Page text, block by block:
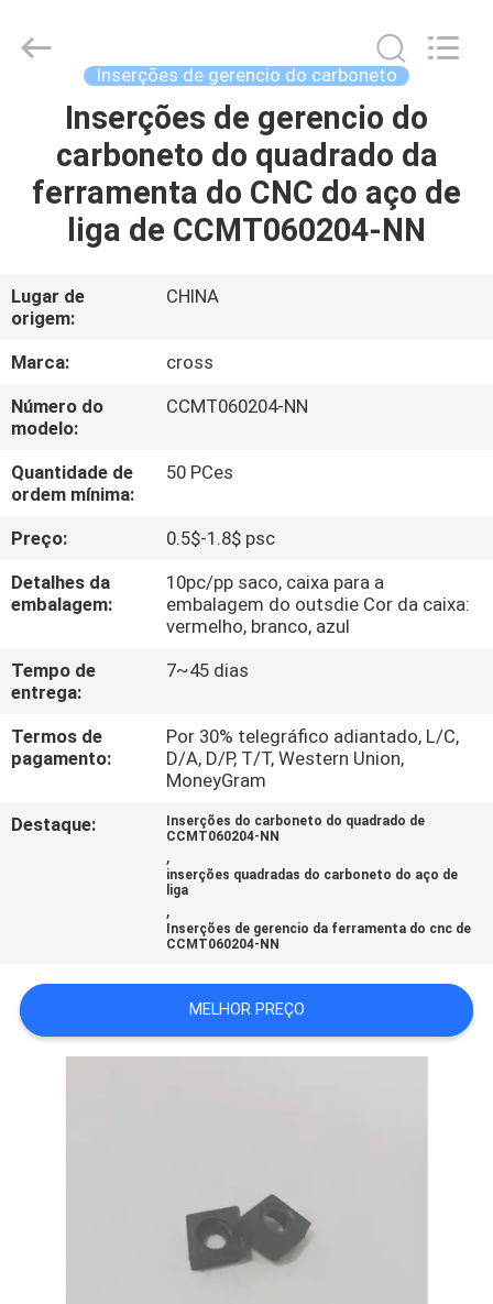
CASA
PRODUTOS
SOMOS
FÁBRICA
CONTROLE
DE
QUALIDADE
FALE
CONOSCO
NOTÍCIAS
MAPA
SITE
CNC
fornecedor.
Inserções de gerencio do carboneto
Inserções de gerencio do
carboneto do quadrado da
ferramenta do CNC do aço de
liga de CCMT060204-NN
Lugar de
origem:
CHINA
Marca:
cross
Número do
modelo:
CCMT060204-NN
Quantidade de
ordem mínima:
50 PCes
Preço:
0.5$-1.8$ psc
Detalhes da
embalagem:
10pc/pp saco, caixa para a
embalagem do outsdie Cor da caixa:
vermelho, branco, azul
Tempo de
entrega:
7~45 dias
Termos de
pagamento:
Por 30% telegráfico adiantado, L/C,
D/A, D/P, T/T, Western Union,
MoneyGram
Destaque:
Inserções do carboneto do quadrado de
CCMT060204-NN
,
inserções quadradas do carboneto do aço de
liga
,
Inserções de gerencio da ferramenta do cnc de
CCMT060204-NN
MELHOR PREÇO